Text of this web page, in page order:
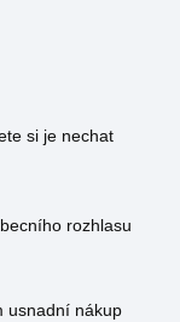
si je nechat
rozhlasu
usnadní nákup